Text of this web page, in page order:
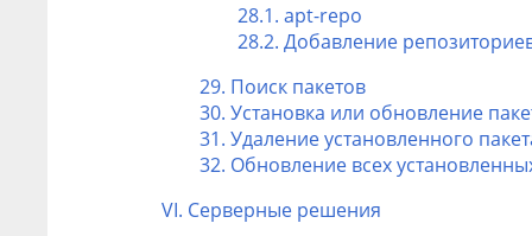
28.1. apt-repo
28.2. Добавление
29. Поиск пакетов
30. Установка или обновление
31. Удаление установленного
32. Обновление всех
VI. Cерверные решения